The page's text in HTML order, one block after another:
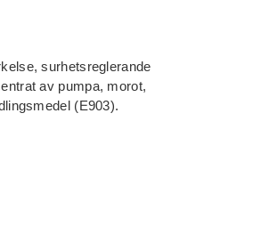
surhetsreglerande
av pumpa, morot,
(E903).